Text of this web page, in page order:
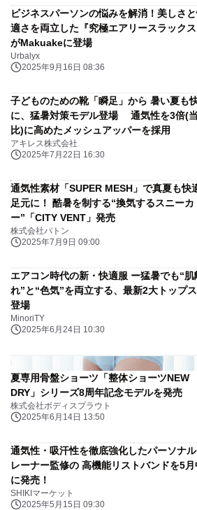
ビジネスパーソンの悩みを解消！美しさ
適さを両立した『究極エアリースラックス
がMakuakeに登場
Urbalyx
2025年9月16日 08:36
子どものための靴「瞬足」から 暑い夏も
に、猛暑対策モデル登場 通気性を3倍(
比)に高めたメッシュアッパーを採用
アキレス株式会社
2025年7月22日 16:30
通気性素材「SUPER MESH」で真夏も快
足元に！ 酷暑を制する“換気するスニーカ
ー”「CITY VENT」発売
株式会社バトン
2025年7月9日 09:00
エアコン時代の新・快適服 ー猛暑でも“肌
れ”と“色気”を両立する、最新2大トップ
登場
MinoriTY
2025年6月24日 10:30
夏専用骨盤ショーツ「整体ショーツNEW
DRY」シリーズ8周年記念モデルを発売
株式会社ボディスプラウト
2025年6月14日 13:50
通気性・吸汗性を徹底強化したパーソナル
レーナー監修の 高機能リストバンドを5
に発売！
SHIKIマーケット
2025年5月15日 09:30